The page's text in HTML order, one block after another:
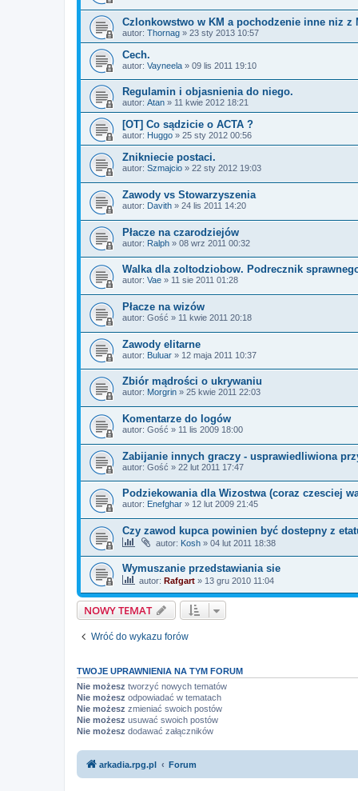
Czlonkowstwo w KM a pochodzenie inne niz z
autor: Thornag » 23 sty 2013 10:57
Cech.
autor: Vayneela » 09 lis 2011 19:10
Regulamin i objasnienia do niego.
autor: Atan » 11 kwie 2012 18:21
[OT] Co sądzicie o ACTA ?
autor: Huggo » 25 sty 2012 00:56
Znikniecie postaci.
autor: Szmajcio » 22 sty 2012 19:03
Zawody vs Stowarzyszenia
autor: Davith » 24 lis 2011 14:20
Płacze na czarodziejów
autor: Ralph » 08 wrz 2011 00:32
Walka dla zoltodziobow. Podrecznik
autor: Vae » 11 sie 2011 01:28
Płacze na wizów
autor: Gość » 11 kwie 2011 20:18
Zawody elitarne
autor: Buluar » 12 maja 2011 10:37
Zbiór mądrości o ukrywaniu
autor: Morgrin » 25 kwie 2011 22:03
Komentarze do logów
autor: Gość » 11 lis 2009 18:00
Zabijanie innych graczy - usprawiedliwiona
autor: Gość » 22 lut 2011 17:47
Podziekowania dla Wizostwa (coraz czesciej
autor: Enefghar » 12 lut 2009 21:45
Czy zawod kupca powinien być dostepny z
autor: Kosh » 04 lut 2011 18:38
Wymuszanie przedstawiania sie
autor: Rafgart » 13 gru 2010 11:04
NOWY TEMAT
Wróć do wykazu forów
TWOJE UPRAWNIENIA NA TYM FORUM
Nie możesz tworzyć nowych tematów
Nie możesz odpowiadać w tematach
Nie możesz zmieniać swoich postów
Nie możesz usuwać swoich postów
Nie możesz dodawać załączników
arkadia.rpg.pl Forum